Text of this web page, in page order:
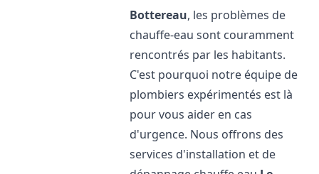
Bottereau, les problèmes de
chauffe-eau sont couramment
rencontrés par les habitants.
C'est pourquoi notre équipe de
plombiers expérimentés est là
pour vous aider en cas
d'urgence. Nous offrons des
services d'installation et de